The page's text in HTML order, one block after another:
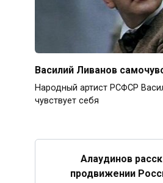
Василий Ливанов
Народный артист РСФСР
чувствует себя
Алаудинов
продвижении